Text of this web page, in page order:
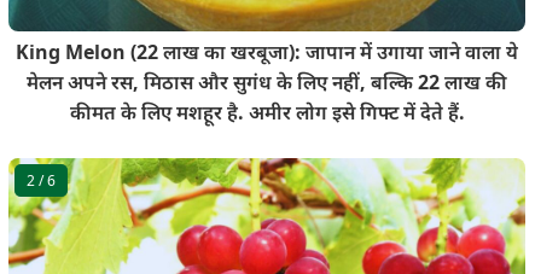
King Melon (22 लाख का खरबूजा): जापान में उगाया जाने वाला ये
मेलन अपने रस, मिठास और सुगंध के लिए नहीं, बल्कि 22 लाख की
कीमत के लिए मशहूर है. अमीर लोग इसे गिफ्ट में देते हैं.
2/ 6